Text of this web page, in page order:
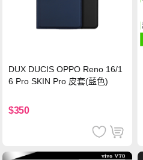
DUX DUCIS OPPO Reno 16/1
6 Pro SKIN Pro 皮套(藍色)
$350